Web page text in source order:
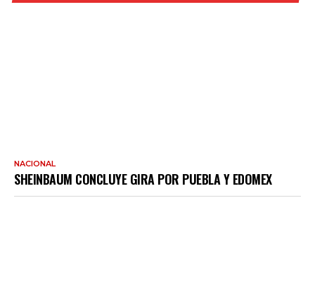
NACIONAL
SHEINBAUM CONCLUYE GIRA POR PUEBLA Y EDOMEX